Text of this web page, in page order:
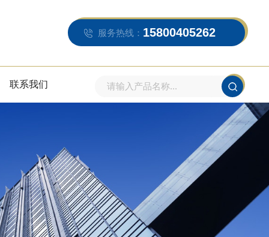
服务热线： 15800405262
联系我们